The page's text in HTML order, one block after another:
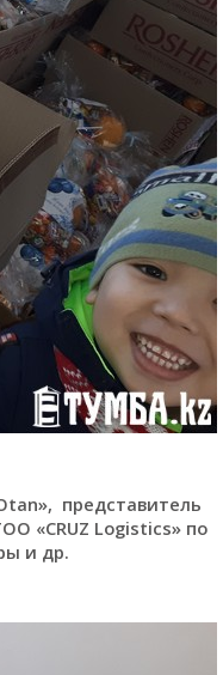
представитель
«CRUZ Logistics» по
и др.